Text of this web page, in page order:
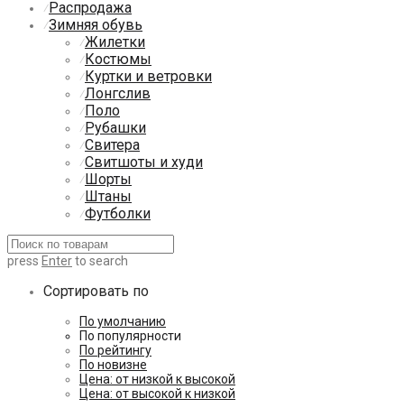
⁄Распродажа
⁄Зимняя обувь
⁄Жилетки
⁄Костюмы
⁄Куртки и ветровки
⁄Лонгслив
⁄Поло
⁄Рубашки
⁄Свитера
⁄Свитшоты и худи
⁄Шорты
⁄Штаны
⁄Футболки
press Enterto search
Сортировать по
По умолчанию
По популярности
По рейтингу
По новизне
Цена: от низкой к высокой
Цена: от высокой к низкой